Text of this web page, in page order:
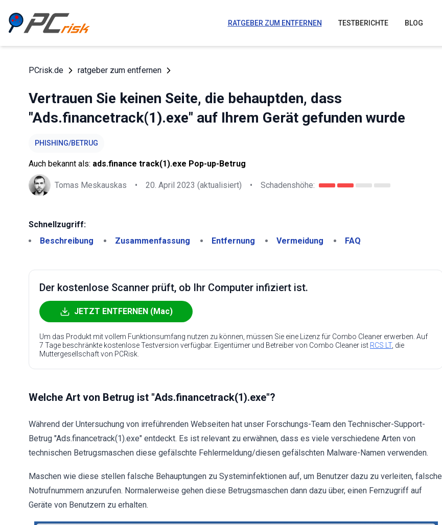
RATGEBER ZUM ENTFERNEN TESTBERICHTE BLOG
PCrisk.de ratgeber zum entfernen
Vertrauen Sie keinen Seite, die behauptden, dass
"Ads.financetrack(1).exe" auf Ihrem Gerät gefunden wurde
PHISHING/BETRUG
Auch bekannt als: ads.finance track(1).exe Pop-up-Betrug
Tomas Meskauskas • 20. April 2023 (aktualisiert) • Schadenshöhe:
Schnellzugriff:
Beschreibung
Zusammenfassung Entfernung Vermeidung FAQ
Der kostenlose Scanner prüft, ob Ihr Computer infiziert ist.
JETZT ENTFERNEN (Mac)
Um das Produkt mit vollem Funktionsumfang nutzen zu können, müssen Sie eine Lizenz für Combo Cleaner erwerben. Auf
7 Tage beschränkte kostenlose Testversion verfügbar. Eigentümer und Betreiber von Combo Cleaner ist RCS LT, die
Muttergesellschaft von PCRisk.
Welche Art von Betrug ist "Ads.financetrack(1).exe"?
Während der Untersuchung von irreführenden Webseiten hat unser Forschungs-Team den Technischer-Support-
Betrug "Ads.financetrack(1).exe" entdeckt. Es ist relevant zu erwähnen, dass es viele verschiedene Arten von
technischen Betrugsmaschen diese gefälschte Fehlermeldung/diesen gefälschten Malware-Namen verwenden.
Maschen wie diese stellen falsche Behauptungen zu Systeminfektionen auf, um Benutzer dazu zu verleiten, falsche
Notrufnummern anzurufen. Normalerweise gehen diese Betrugsmaschen dann dazu über, einen Fernzugriff auf
Geräte von Benutzern zu erhalten.